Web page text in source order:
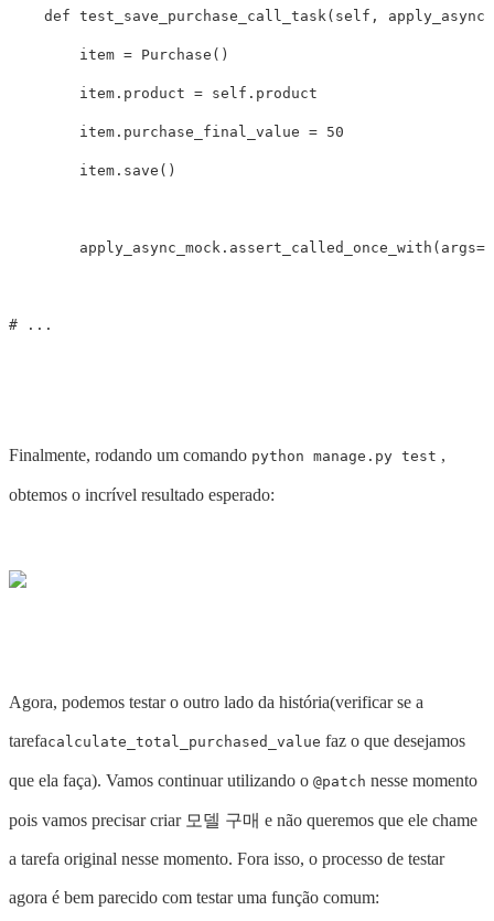
def test_save_purchase_call_task( self ,
item = Purchase ()
item . product = self . product
item . purchase_final_value = 50
item . save ()
apply_async_mock . assert_called_once_with ( args=
Finalmente, rodando um comando python manage.py test ,
obtemos o incrível resultado esperado:
Agora, podemos testar o outro lado da história(verificar se a
tarefacalculate_total_purchased_value faz o que desejamos
que ela faça). Vamos continuar utilizando o @patch nesse momento
pois vamos precisar criar 모델 구매 e não queremos que ele chame
a tarefa original nesse momento. Fora isso, o processo de testar
agora é bem parecido com testar uma função comum: